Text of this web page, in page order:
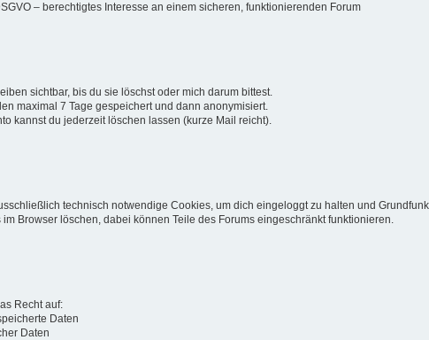
– berechtigtes Interesse an einem sicheren, funktionierenden Forum
sichtbar, bis du sie löschst oder mich darum bittest.
maximal 7 Tage gespeichert und dann anonymisiert.
kannst du jederzeit löschen lassen (kurze Mail reicht).
technisch notwendige Cookies, um dich eingeloggt zu halten und
im Browser löschen, dabei können Teile des Forums eingeschränkt funktionieren.
Recht auf:
Daten
Daten